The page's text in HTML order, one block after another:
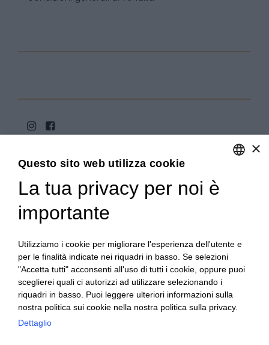
Copyright 2020© Regali Digusto è un marchio di Olio
10022 Carmagnola (TO) - PIVA 07980320019
Creato da:etinet.it
×
Questo sito web utilizza cookie
La tua privacy per noi è
importante
Utilizziamo i cookie per migliorare l'esperienza dell'utente e
per le finalità indicate nei riquadri in basso. Se selezioni
"Accetta tutti" acconsenti all'uso di tutti i cookie, oppure puoi
sceglierei quali ci autorizzi ad utilizzare selezionando i
riquadri in basso. Puoi leggere ulteriori informazioni sulla
nostra politica sui cookie nella nostra politica sulla privacy.
Dettaglio